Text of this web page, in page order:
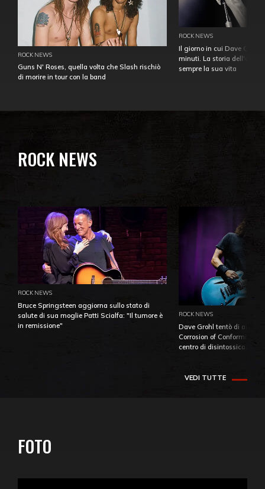
ROCK NEWS
Guns N' Roses, quella volta che Slash rischiò
di morire in tour con la band
ROCK NEWS
Il giorno in cui Dave
minuti. La storia
sempre la sua vita
ROCK NEWS
ROCK NEWS
Bruce Springsteen aggiorna sullo stato di
salute di sua moglie Patti Scialfa: "Il tumore è
in remissione"
ROCK NEWS
Dave Grohl tentò di
Corrosion of Conformity
centro di
VEDI TUTTE
FOTO